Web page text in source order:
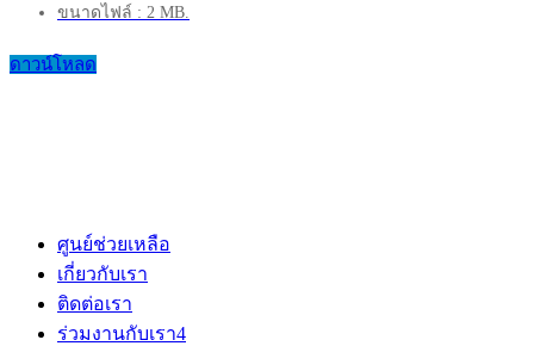
ขนาดไฟล์ : 2 MB.
ดาวน์โหลด
ศูนย์ช่วยเหลือ
เกี่ยวกับเรา
ติดต่อเรา
ร่วมงานกับเรา4